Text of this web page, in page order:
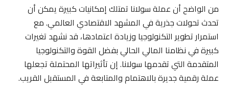
من الواضح أن عملة سولانا تمتلك إمكانيات كبيرة يمكن أن
تحدث تحولات جذرية في المشهد الاقتصادي العالمي. مع
استمرار تطوير التكنولوجيا وزيادة اعتمادها، قد نشهد تغيرات
كبيرة في نظامنا المالي الحالي بفضل القوة والتكنولوجيا
المتقدمة التي تقدمها سولانا. إن تأثيراتها المحتملة تجعلها
عملة رقمية جديرة بالاهتمام والمتابعة في المستقبل القريب.